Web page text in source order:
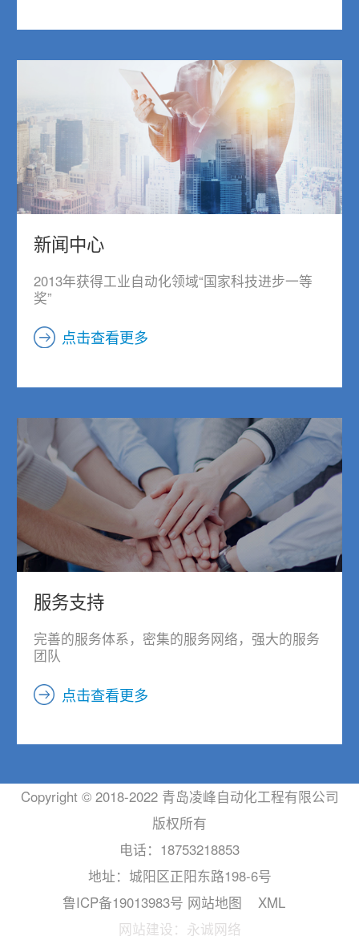
新闻中心
2013年获得工业自动化领域“国家科技进步一等
奖”
点击查看更多
服务支持
完善的服务体系，密集的服务网络，强大的服务
团队
点击查看更多
Copyright © 2018-2022 青岛凌峰自动化工程有限公司
版权所有
电话： 18753218853
地址：城阳区正阳东路198-6号
鲁ICP备19013983号 网站地图
XML
网站建设：永诚网络